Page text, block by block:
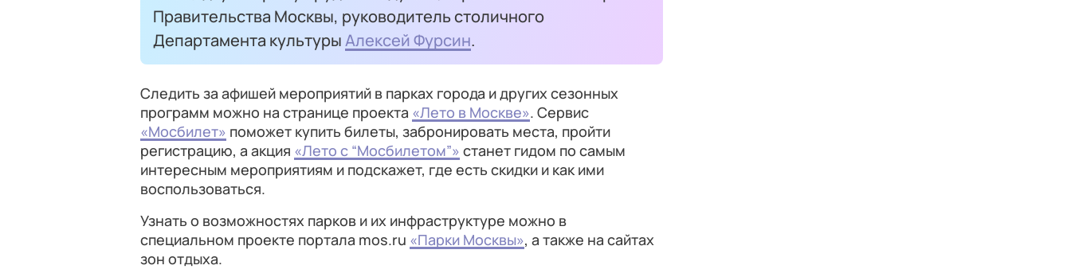
Правительства Москвы, руководитель столичного
Департамента культурыАлексей Фурсин.
Следить за афишей мероприятий в парках города и других сезонных
программ можно на странице проекта «Лето в Москве». Сервис
«Мосбилет» поможет купить билеты, забронировать места, пройти
регистрацию, а акция «Лето с “Мосбилетом”» станет гидом по самым
интересным мероприятиям и подскажет, где есть скидки и как ими
воспользоваться.
Узнать о возможностях парков и их инфраструктуре можно в
специальном проекте портала mos.ru «Парки Москвы», а также на сайтах
зон отдыха.